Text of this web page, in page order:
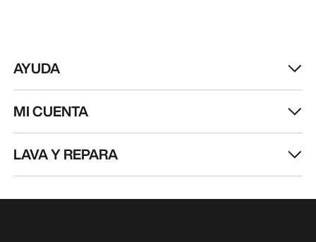
AYUDA
MI CUENTA
LAVA Y REPARA